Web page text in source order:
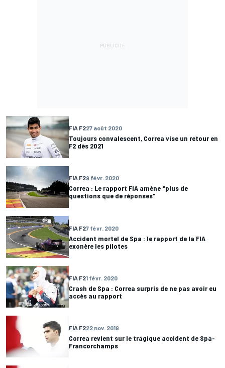
FIA F227 août 2020
Toujours convalescent, Correa vise un retour en
F2 dès 2021
FIA F29 févr. 2020
Correa : Le rapport FIA amène "plus de
questions que de réponses"
FIA F27 févr. 2020
Accident mortel de Spa : le rapport de la FIA
exonère les pilotes
FIA F21 févr. 2020
Crash de Spa : Correa surpris de ne pas avoir eu
accès au rapport
FIA F222 nov. 2019
Correa revient sur le tragique accident de Spa-
Francorchamps